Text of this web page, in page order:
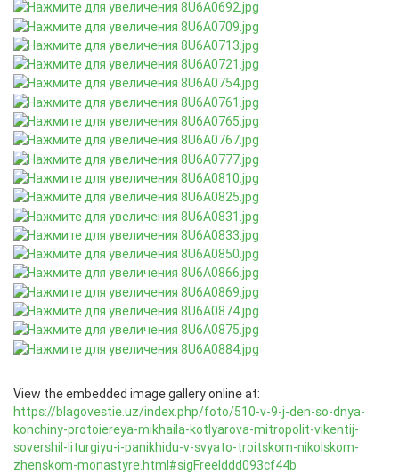
View the embedded image gallery online at:
https://blagovestie.uz/index.php/foto/510-v-9-j-den-so-dnya-
konchiny-protoiereya-mikhaila-kotlyarova-mitropolit-vikentij-
sovershil-liturgiyu-i-panikhidu-v-svyato-troitskom-nikolskom-
zhenskom-monastyre.html#sigFreeIddd093cf44b